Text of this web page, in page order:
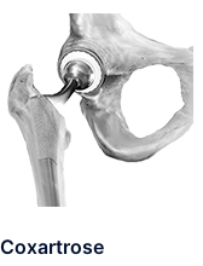
Coxartrose